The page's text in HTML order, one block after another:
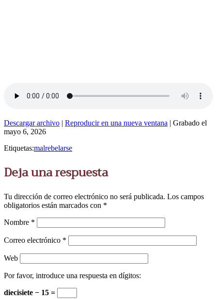
Descargar archivo | Reproducir en una nueva ventana | Grabado el
mayo 6, 2026
Etiquetas:malrebelarse
Deja una respuesta
Tu dirección de correo electrónico no será publicada. Los campos
obligatorios están marcados con *
Nombre *
Correo electrónico *
Web
Por favor, introduce una respuesta en dígitos:
diecisiete − 15 =